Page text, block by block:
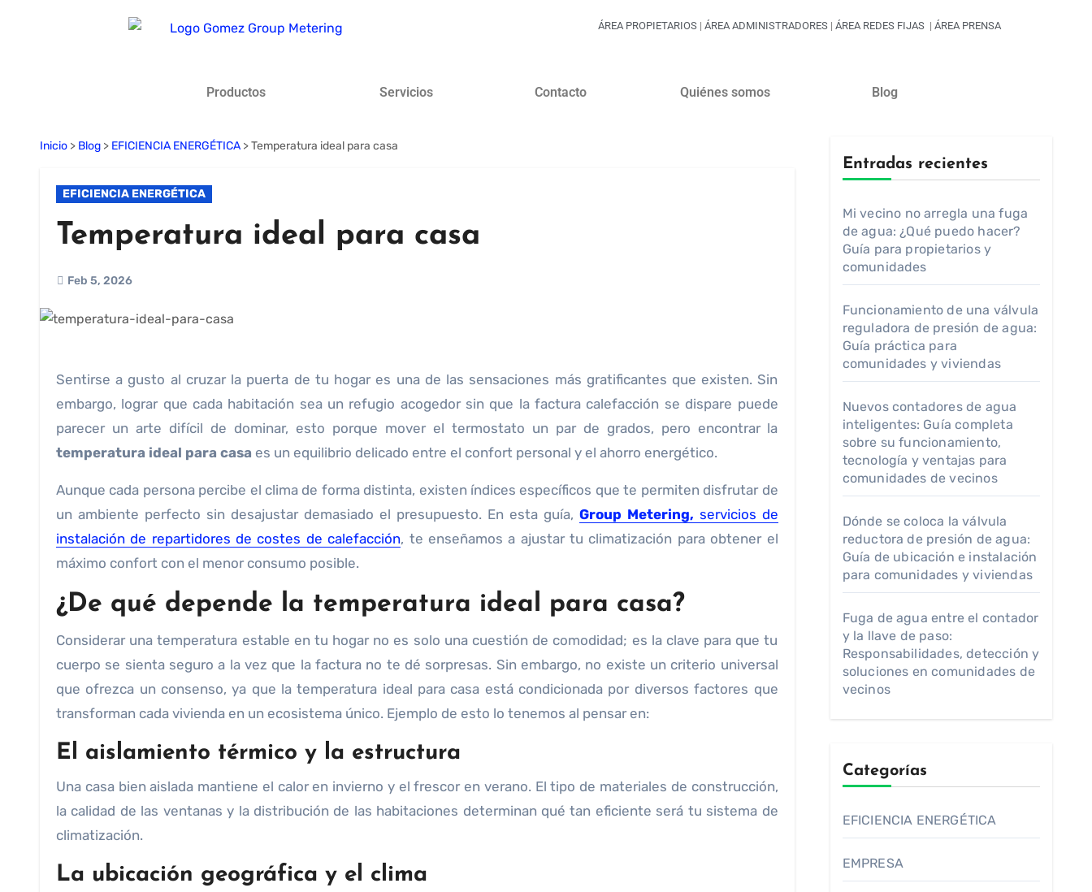
ÁREA PROPIETARIOS| ÁREA ADMINISTRADORES| ÁREA REDES FIJAS | ÁREA PRENSA
Productos Servicios Contacto Quiénes somos Blog
Inicio > Blog > EFICIENCIA ENERGÉTICA >Temperatura ideal para casa
EFICIENCIA ENERGÉTICA
Temperatura ideal para casa
Feb 5, 2026
Sentirse a gusto al cruzar la puerta de tu hogar es una de las sensaciones más gratificantes que existen. Sin
embargo, lograr que cada habitación sea un refugio acogedor sin que la factura calefacción se dispare puede
parecer un arte difícil de dominar, esto porque mover el termostato un par de grados, pero encontrar la
temperatura ideal para casa es un equilibrio delicado entre el confort personal y el ahorro energético.
Aunque cada persona percibe el clima de forma distinta, existen índices específicos que te permiten disfrutar de
un ambiente perfecto sin desajustar demasiado el presupuesto. En esta guía, Group Metering, servicios de
instalación de repartidores de costes de calefacción, te enseñamos a ajustar tu climatización para obtener el
máximo confort con el menor consumo posible.
¿De qué depende la temperatura ideal para casa?
Considerar una temperatura estable en tu hogar no es solo una cuestión de comodidad; es la clave para que tu
cuerpo se sienta seguro a la vez que la factura no te dé sorpresas. Sin embargo, no existe un criterio universal
que ofrezca un consenso, ya que la temperatura ideal para casa está condicionada por diversos factores que
transforman cada vivienda en un ecosistema único. Ejemplo de esto lo tenemos al pensar en:
El aislamiento térmico y la estructura
Una casa bien aislada mantiene el calor en invierno y el frescor en verano. El tipo de materiales de construcción,
la calidad de las ventanas y la distribución de las habitaciones determinan qué tan eficiente será tu sistema de
climatización.
La ubicación geográfica y el clima
Entradas recientes
Mi vecino no arregla una fuga
de agua: ¿Qué puedo hacer?
Guía para propietarios y
comunidades
Funcionamiento de una válvula
reguladora de presión de agua:
Guía práctica para
comunidades y viviendas
Nuevos contadores de agua
inteligentes: Guía completa
sobre su funcionamiento,
tecnología y ventajas para
comunidades de vecinos
Dónde se coloca la válvula
reductora de presión de agua:
Guía de ubicación e instalación
para comunidades y viviendas
Fuga de agua entre el contador
y la llave de paso:
Responsabilidades, detección y
soluciones en comunidades de
vecinos
Categorías
EFICIENCIA ENERGÉTICA
EMPRESA